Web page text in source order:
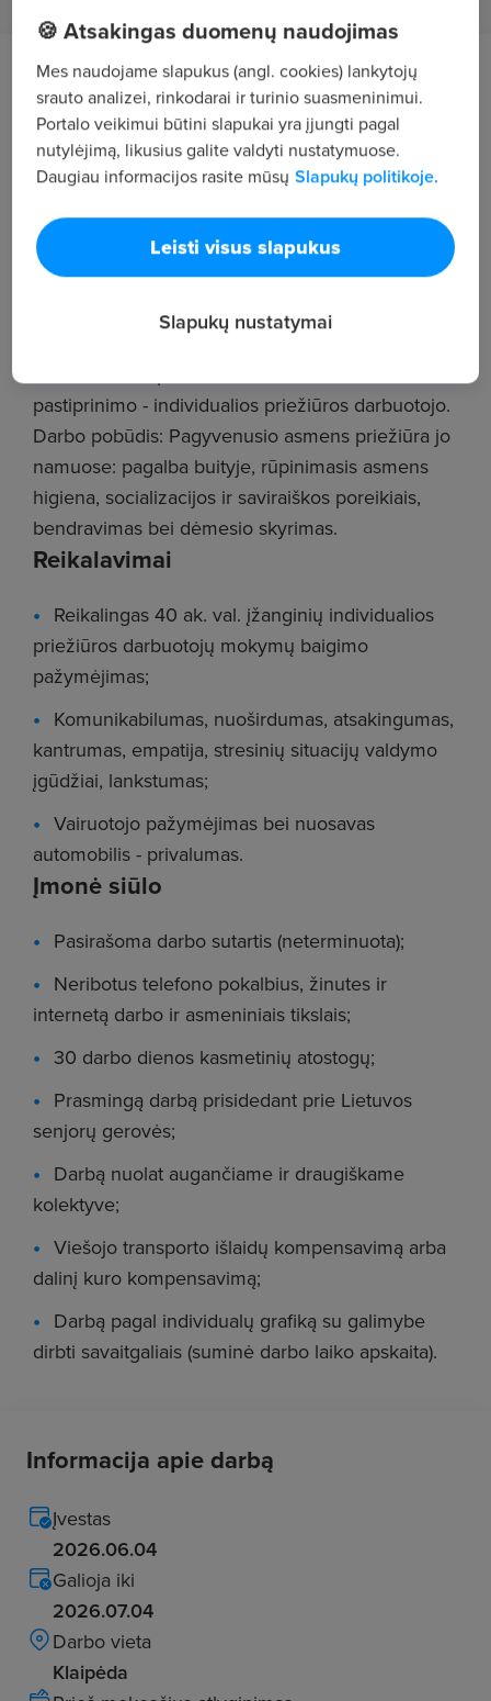
Darbo aprašymas
SENJORO organizacija (www.senjoro.lt) teikia
socialines paslaugas daugiau nei 1900 senjorų –
net 29 Lietuvos savivaldybėse. Nuolat augame ir
kartu su jau daugiau nei 450 darbuotojų
visų Lietuvos senjorų kasdienybe.
pastiprinimo - individualios priežiūros darbuotojo.
Darbo pobūdis: Pagyvenusio asmens priežiūra jo
namuose: pagalba buityje, rūpinimasis asmens
higiena, socializacijos ir saviraiškos poreikiais,
bendravimas bei dėmesio skyrimas.
Reikalavimai
Reikalingas 40 ak. val. įžanginių individualios
priežiūros darbuotojų mokymų baigimo
pažymėjimas;
Komunikabilumas, nuoširdumas, atsakingumas,
kantrumas, empatija, stresinių situacijų valdymo
įgūdžiai, lankstumas;
Vairuotojo pažymėjimas bei nuosavas
automobilis - privalumas.
Įmonė siūlo
Pasirašoma darbo sutartis (neterminuota);
Neribotus telefono pokalbius, žinutes ir
internetą darbo ir asmeniniais tikslais;
30 darbo dienos kasmetinių atostogų;
Prasmingą darbą prisidedant prie Lietuvos
senjorų gerovės;
Darbą nuolat augančiame ir draugiškame
kolektyve;
Viešojo transporto išlaidų kompensavimą arba
dalinį kuro kompensavimą;
Darbą pagal individualų grafiką su galimybe
dirbti savaitgaliais (suminė darbo laiko apskaita).
Informacija apie darbą
Įvestas
2026.06.04
Galioja iki
2026.07.04
Darbo vieta
Klaipėda
🍪 Atsakingas duomenų naudojimas
Mes naudojame slapukus (angl. cookies) lankytojų
srauto analizei, rinkodarai ir turinio suasmeninimui.
Portalo veikimui būtini slapukai yra įjungti pagal
nutylėjimą, likusius galite valdyti nustatymuose.
Daugiau informacijos rasite mūsų Slapukų politikoje.
Leisti visus slapukus
Slapukų nustatymai